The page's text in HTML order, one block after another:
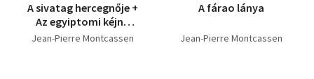
A sivatag hercegnője +
Az egyiptomi kéjnő
(két mű)
Jean-Pierre Montcassen
A fárao lánya
Jean-Pierre Montcassen